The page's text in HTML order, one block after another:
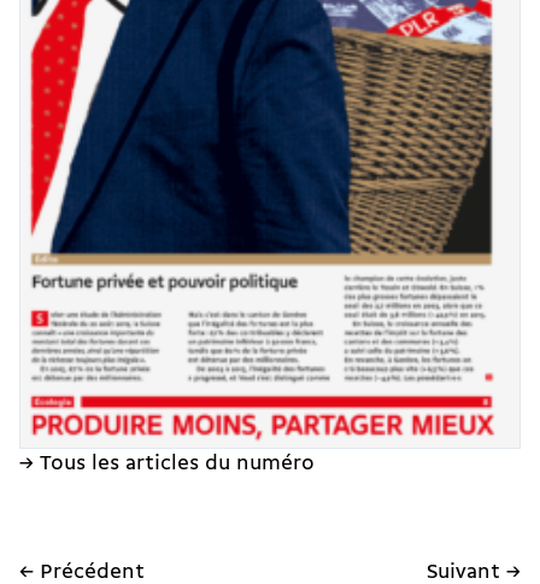
→ Tous les articles du numéro
← Précédent Suivant →